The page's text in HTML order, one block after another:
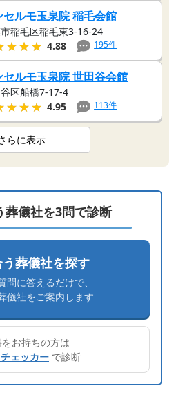
セルモ玉泉院 稲毛会館
稲毛区稲毛東3-16-24
4.88 195件
セルモ玉泉院 世田谷会館
区船橋7-17-4
4.95 113件
らに表示
葬儀社を3問で診断
葬儀社を探す
問に答えるだけで、
儀社をご案内します
をお持ちの方は
ェッカー で診断